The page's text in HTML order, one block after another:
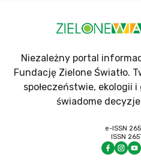
Niezależny portal
Fundację Zielone Światło.
społeczeństwie, ekologii
świadome
e-ISSN
ISSN